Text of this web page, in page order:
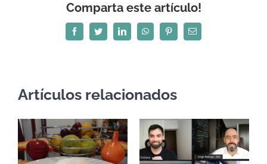
Comparta este artículo!
FacebookTwitterLinkedInWhatsAppPinterestCorreo
electrónico
Artículos relacionados